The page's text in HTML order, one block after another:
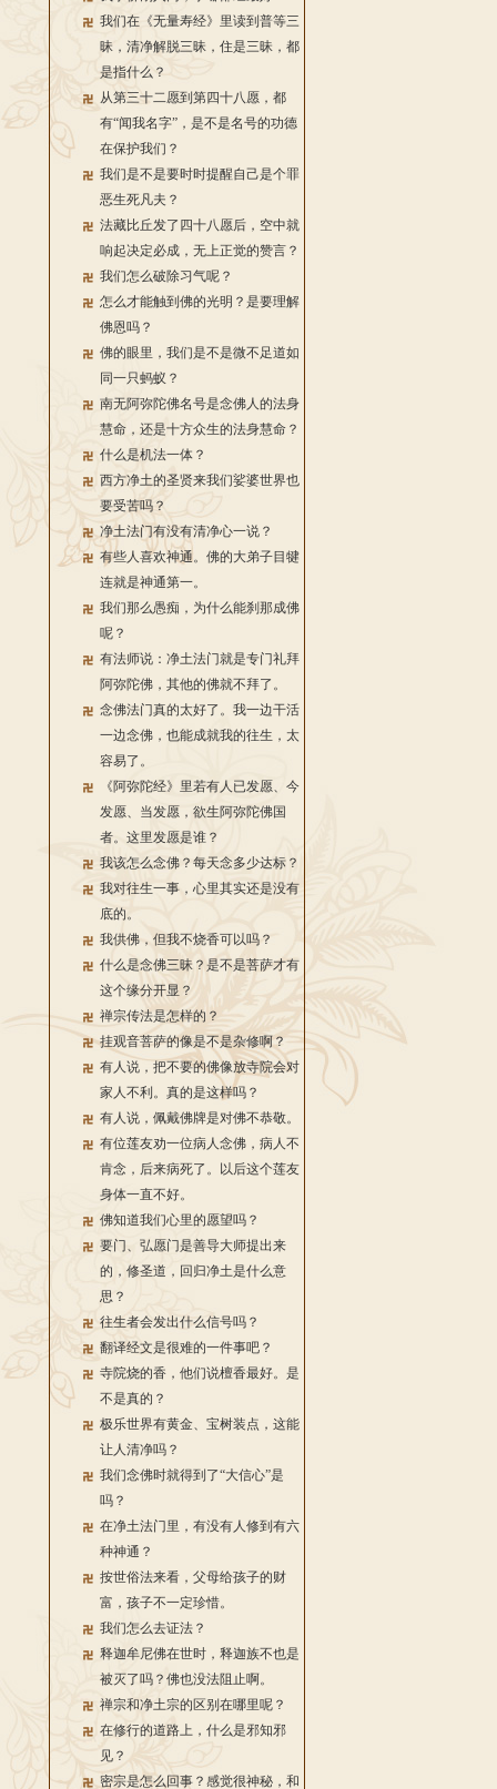
我们在《无量寿经》里读到普等三
昧，清净解脱三昧，住是三昧，都
是指什么？
从第三十二愿到第四十八愿，都
有“闻我名字”，是不是名号的功德
在保护我们？
我们是不是要时时提醒自己是个罪
恶生死凡夫？
法藏比丘发了四十八愿后，空中就
响起决定必成，无上正觉的赞言？
我们怎么破除习气呢？
怎么才能触到佛的光明？是要理解
佛恩吗？
佛的眼里，我们是不是微不足道如
同一只蚂蚁？
南无阿弥陀佛名号是念佛人的法身
慧命，还是十方众生的法身慧命？
什么是机法一体？
西方净土的圣贤来我们娑婆世界也
要受苦吗？
净土法门有没有清净心一说？
有些人喜欢神通。佛的大弟子目犍
连就是神通第一。
我们那么愚痴，为什么能刹那成佛
呢？
有法师说：净土法门就是专门礼拜
阿弥陀佛，其他的佛就不拜了。
念佛法门真的太好了。我一边干活
一边念佛，也能成就我的往生，太
容易了。
《阿弥陀经》里若有人已发愿、今
发愿、当发愿，欲生阿弥陀佛国
者。这里发愿是谁？
我该怎么念佛？每天念多少达标？
我对往生一事，心里其实还是没有
底的。
我供佛，但我不烧香可以吗？
什么是念佛三昧？是不是菩萨才有
这个缘分开显？
禅宗传法是怎样的？
挂观音菩萨的像是不是杂修啊？
有人说，把不要的佛像放寺院会对
家人不利。真的是这样吗？
有人说，佩戴佛牌是对佛不恭敬。
有位莲友劝一位病人念佛，病人不
肯念，后来病死了。以后这个莲友
身体一直不好。
佛知道我们心里的愿望吗？
要门、弘愿门是善导大师提出来
的，修圣道，回归净土是什么意
思？
往生者会发出什么信号吗？
翻译经文是很难的一件事吧？
寺院烧的香，他们说檀香最好。是
不是真的？
极乐世界有黄金、宝树装点，这能
让人清净吗？
我们念佛时就得到了“大信心”是
吗？
在净土法门里，有没有人修到有六
种神通？
按世俗法来看，父母给孩子的财
富，孩子不一定珍惜。
我们怎么去证法？
释迦牟尼佛在世时，释迦族不也是
被灭了吗？佛也没法阻止啊。
禅宗和净土宗的区别在哪里呢？
在修行的道路上，什么是邪知邪
见？
密宗是怎么回事？感觉很神秘，和